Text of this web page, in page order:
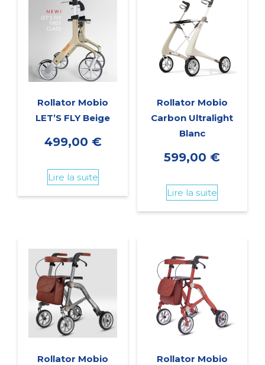
Rollator Mobio
LET’S FLY Beige
499,00 €
Lire la suite
Rollator Mobio
Carbon Ultralight
Blanc
599,00 €
Lire la suite
Rollator Mobio Rollator Mobio